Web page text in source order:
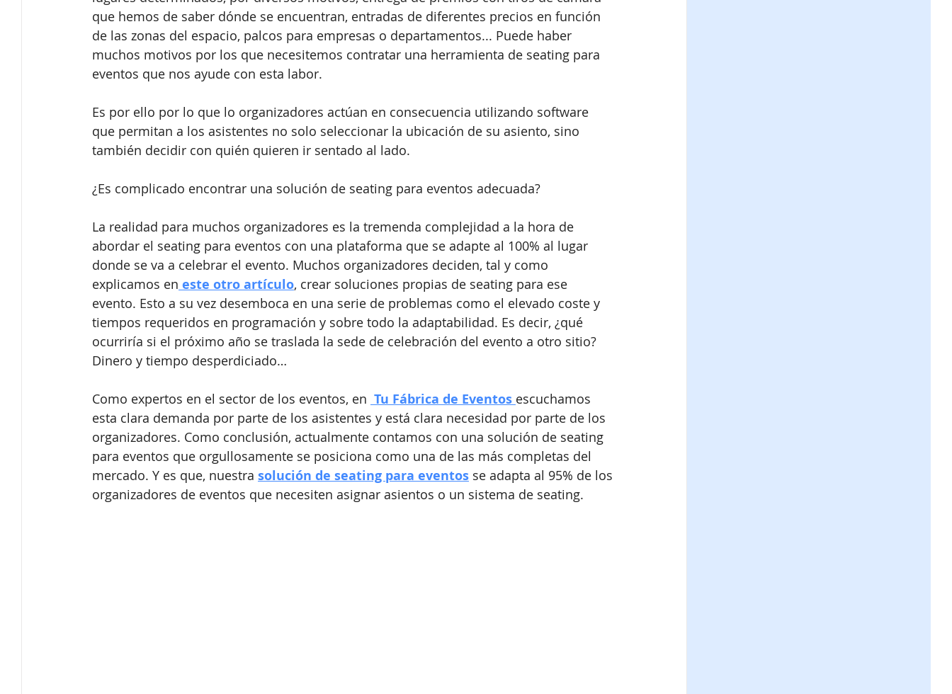
que hemos de saber dónde se encuentran, entradas de diferentes precios en función
de las zonas del espacio, palcos para empresas o departamentos... Puede haber
muchos motivos por los que necesitemos contratar una herramienta de seating para
eventos que nos ayude con esta labor.
Es por ello por lo que lo organizadores actúan en consecuencia utilizando software
que permitan a los asistentes no solo seleccionar la ubicación de su asiento, sino
también decidir con quién quieren ir sentado al lado.
¿Es complicado encontrar una solución de seating para eventos adecuada?
La realidad para muchos organizadores es la tremenda complejidad a la hora de
abordar el seating para eventos con una plataforma que se adapte al 100% al lugar
donde se va a celebrar el evento. Muchos organizadores deciden, tal y como
explicamos en este otro artículo, crear soluciones propias de seating para ese
evento. Esto a su vez desemboca en una serie de problemas como el elevado coste y
tiempos requeridos en programación y sobre todo la adaptabilidad. Es decir, ¿qué
ocurriría si el próximo año se traslada la sede de celebración del evento a otro sitio?
Dinero y tiempo desperdiciado…
Como expertos en el sector de los eventos, en Tu Fábrica de Eventos escuchamos
esta clara demanda por parte de los asistentes y está clara necesidad por parte de los
organizadores. Como conclusión, actualmente contamos con una solución de seating
para eventos que orgullosamente se posiciona como una de las más completas del
mercado. Y es que, nuestra solución de seating para eventos se adapta al 95% de los
organizadores de eventos que necesiten asignar asientos o un sistema de seating.